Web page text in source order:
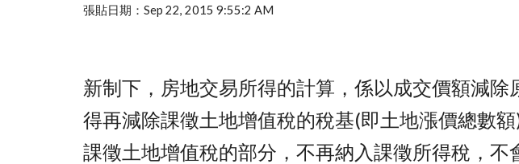
張貼日期：Sep 22, 2015 9:55:2 AM
新制下，房地交易所得的計算，係以成交價額減
得再減除課徵土地增值稅的稅基(即土地漲價總數
課徵土地增值稅的部分，不再納入課徵所得稅，